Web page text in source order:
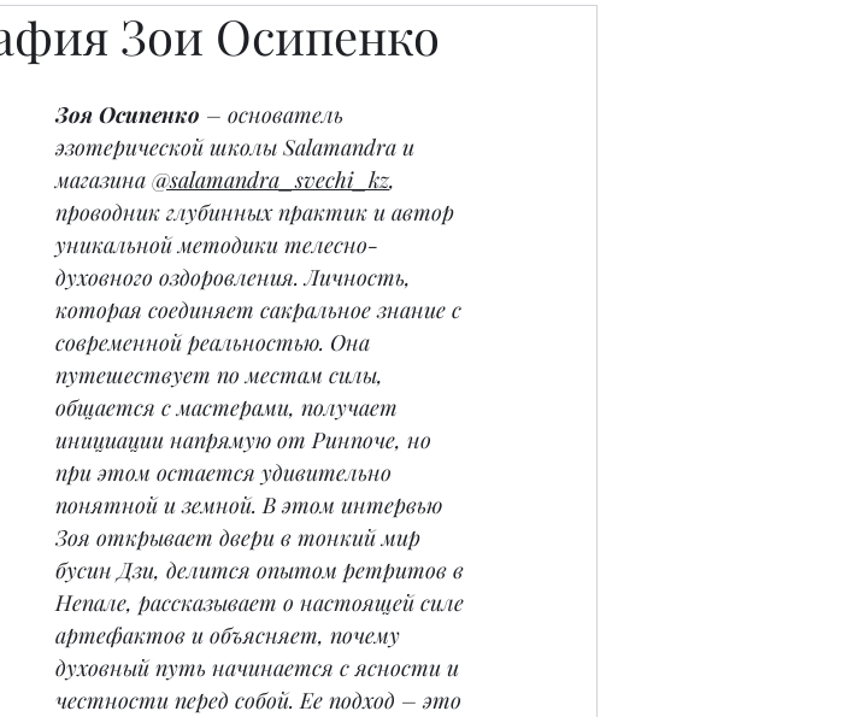
Зои Осипенко
Зоя Осипенко – основатель
эзотерической школы Salamandra и
магазина @salamandra_svechi_kz,
проводник глубинных практик и автор
уникальной методики телесно-
духовного оздоровления. Личность,
которая соединяет сакральное знание с
современной реальностью. Она
путешествует по местам силы,
общается с мастерами, получает
инициации напрямую от Ринпоче, но
при этом остается удивительно
понятной и земной. В этом интервью
Зоя открывает двери в тонкий мир
бусин Дзи, делится опытом ретритов в
Непале, рассказывает о настоящей силе
артефактов и объясняет, почему
духовный путь начинается с ясности и
честности перед собой. Ее подход – это